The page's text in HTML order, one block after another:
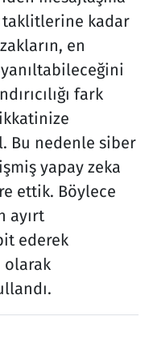
taklitlerine kadar
en
fark
Bu nedenle siber
yapay zeka
ettik. Böylece
ayırt
ederek
olarak